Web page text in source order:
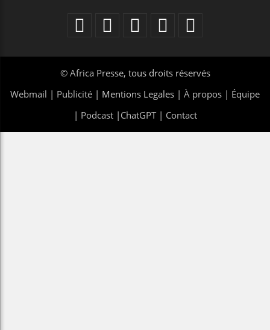
© Africa Presse, tous droits réservés
Webmail | Publicité | Mentions Legales | À propos | Équipe
| Podcast| ChatGPT| Contact